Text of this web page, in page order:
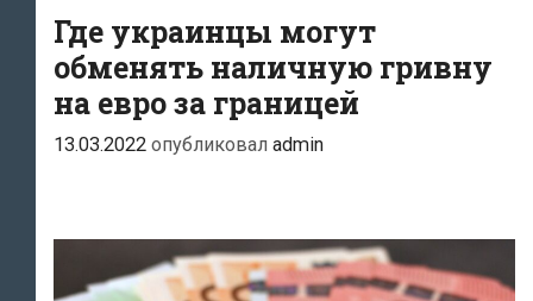
Где украинцы могут
обменять наличную гривну
на евро за границей
13.03.2022 опубликовал admin